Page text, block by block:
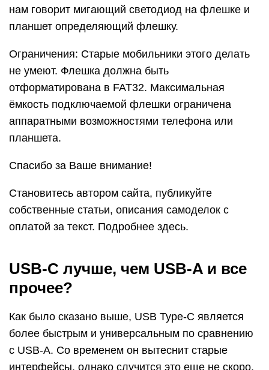
нам говорит мигающий светодиод на флешке и
планшет определяющий флешку.
Ограничения: Старые мобильники этого делать
не умеют. Флешка должна быть
отформатирована в FAT32. Максимальная
ёмкость подключаемой флешки ограничена
аппаратными возможностями телефона или
планшета.
Спасибо за Ваше внимание!
Становитесь автором сайта, публикуйте
собственные статьи, описания самоделок с
оплатой за текст. Подробнее здесь.
USB-C лучше, чем USB-A и все
прочее?
Как было сказано выше, USB Type-C является
более быстрым и универсальным по сравнению
с USB-A. Со временем он вытеснит старые
интерфейсы, однако случится это еще не скоро.